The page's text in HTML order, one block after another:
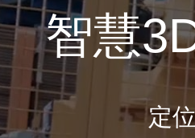
智慧
定